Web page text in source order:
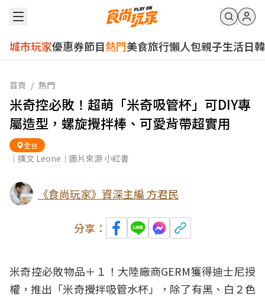
城市玩家優惠券節目熱門美食旅行懶人包親子生活日韓
首頁 / 熱門
米奇控必敗！超萌「米奇吸管杯」可DIY專
屬造型，螺旋攪拌棒、可愛背帶超實用
全台
｜撰文 Leone｜圖片來源 小紅書
《食尚玩家》資深主編 方君民
分享：
米奇控必敗物品＋１！大陸廠商GERM獲得迪士尼授
權，推出「米奇攪拌吸管水杯」，除了有黑、白２色